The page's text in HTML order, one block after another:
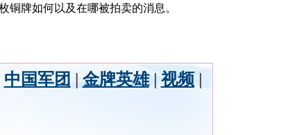
牌如何以及在哪被拍卖的消息。
中国军团|金牌英雄|视频|